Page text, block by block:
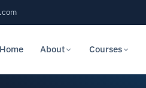
Home About Courses